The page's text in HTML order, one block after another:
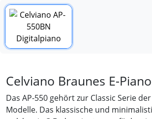
Celviano Braunes E-Piano
Das AP-550 gehört zur Classic Serie
Modelle. Das klassische und